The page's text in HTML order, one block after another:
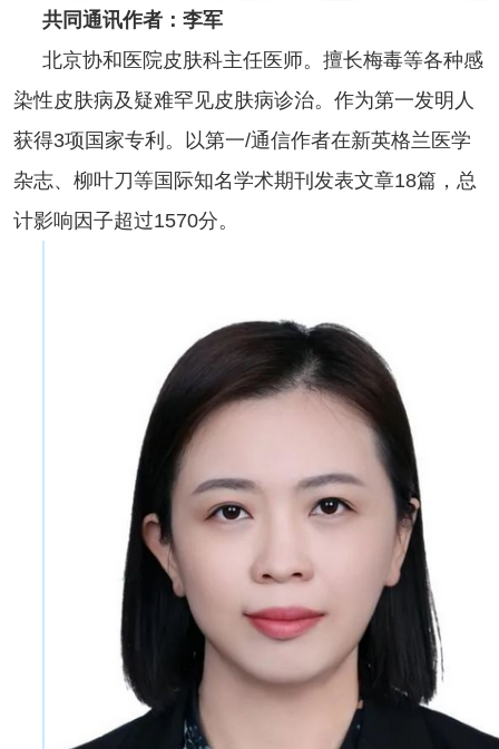
共同通讯作者：李军
北京协和医院皮肤科主任医师。擅长梅毒等各种感
染性皮肤病及疑难罕见皮肤病诊治。作为第一发明人
获得3项国家专利。以第一/通信作者在新英格兰医学
杂志、柳叶刀等国际知名学术期刊发表文章18篇，总
计影响因子超过1570分。